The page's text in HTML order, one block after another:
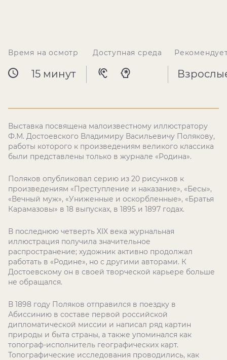
Время на осмотр
15 минут
Доступная среда
Выставка посвящена малоизвестному иллюстратору
Ф.М. Достоевского Владимиру Васильевичу Полякову,
работы которого к произведениям великого классика
были представлены только в журнале «Родина».
Поляков опубликовал серию из 20 рисунков к
произведениям «Преступление и наказание», «Бесы»,
«Вечный муж», «Униженные и оскорбленные», «Братья
Карамазовы» в 18 выпусках, в 1895 и 1897 годах.
В последнюю четверть XIX века журнальная
иллюстрация получила значительное
распространение; художник активно продолжал
работать в «Родине», но с другими авторами. К
Достоевскому он в своей творческой карьере больше
не обращался.
В 1898 году Поляков отправился в поездку в
Абиссинию в составе первой российской
дипломатической миссии и написал ряд картин
природы и быта страны, а также упоминался как
топограф-исполнитель географических карт.
Топографические исследования проводились, как